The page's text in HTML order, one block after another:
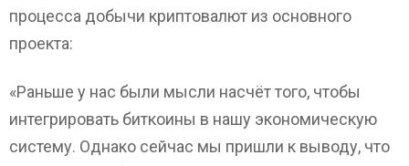
процесса добычи криптовалют из основного
проекта:
«Раньше у нас были мысли насчёт того, чтобы
интегрировать биткоины в нашу экономическую
систему. Однако сейчас мы пришли к выводу, что